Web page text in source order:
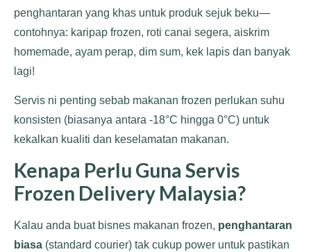
penghantaran yang khas untuk produk sejuk beku—
contohnya: karipap frozen, roti canai segera, aiskrim
homemade, ayam perap, dim sum, kek lapis dan banyak
lagi!
Servis ni penting sebab makanan frozen perlukan suhu
konsisten (biasanya antara -18°C hingga 0°C) untuk
kekalkan kualiti dan keselamatan makanan.
Kenapa Perlu Guna Servis
Frozen Delivery Malaysia?
Kalau anda buat bisnes makanan frozen, penghantaran
biasa (standard courier) tak cukup power untuk pastikan